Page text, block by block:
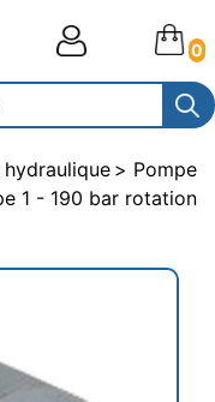
0
Pompe
1 - 190 bar rotation